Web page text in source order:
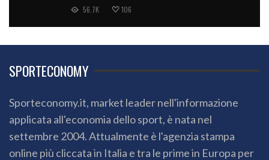
56.7K 106
SPORTECONOMY
Sporteconomy.it, market leader nell'informazione
applicata all'economia dello sport, è nata nel
settembre 2004. Attualmente è l'agenzia stampa
online più cliccata in Italia e tra le prime in Europa per